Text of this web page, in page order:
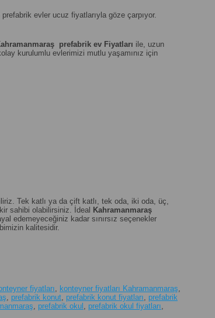
evler ucuz fiyatlarıyla göze çarpıyor.
prefabrik ev Fiyatları ile, uzun
kurulumlu evlerimizi mutlu yaşamınız için
Tek katlı ya da çift katlı, tek oda, iki oda, üç,
sahibi olabilirsiniz. İdeal Kahramanmaraş
edemeyeceğiniz kadar sınırsız seçenekler
kalitesidir.
fiyatları konteyner fiyatları Kahramanmaraş
prefabrik konut prefabrik konut fiyatları
prefabrik
prefabrik okul prefabrik okul fiyatları